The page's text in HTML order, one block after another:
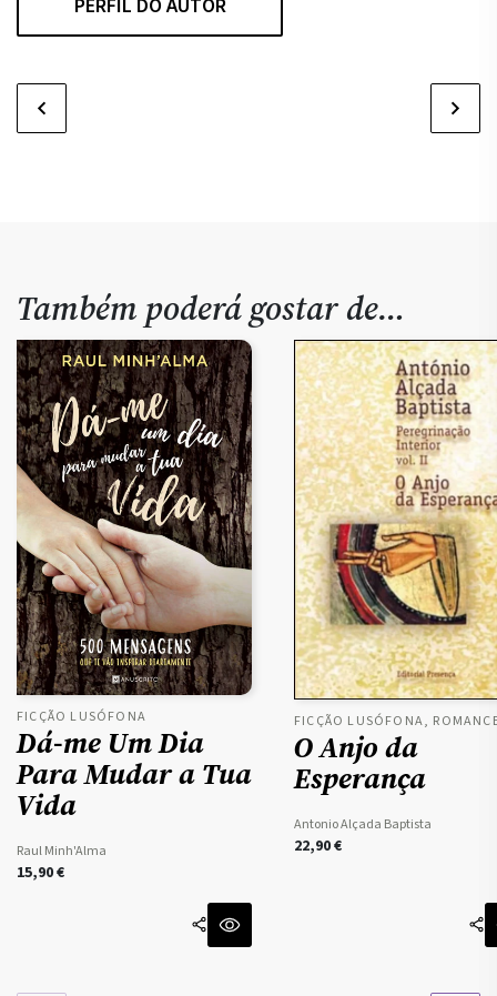
PERFIL DO AUTOR
Também poderá gostar de…
FICÇÃO LUSÓFONA
Dá-me Um Dia
Para Mudar a Tua
Vida
Raul Minh'Alma
15,90€
FICÇÃO LUSÓFONA,
O Anjo da
Esperança
Antonio Alçada Baptista
22,90€